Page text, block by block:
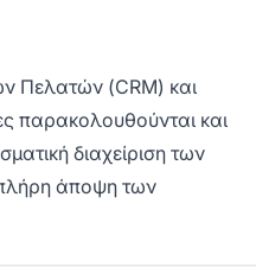
Πελατών (CRM) και
παρακολουθούνται και
διαχείριση των
πλήρη άποψη των